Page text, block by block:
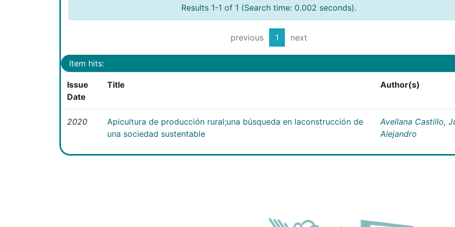
Results 1-1 of 1 (Search time: 0.002 seconds).
previous 1 next
Item hits:
Issue
Date
Title Author(s)
2020
Apicultura de producción rural;una búsqueda en laconstrucción de
una sociedad sustentable
Avellana Castillo,
Alejandro